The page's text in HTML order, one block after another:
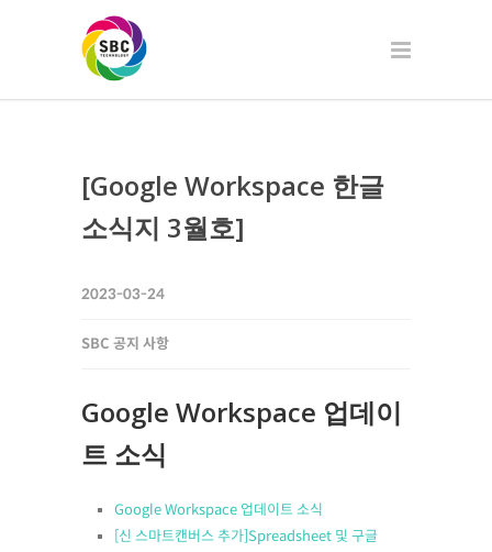
[Google Workspace 한글
소식지 3월호]
2023-03-24
SBC 공지 사항
Google Workspace 업데이
트 소식
Google Workspace 업데이트 소식
[신 스마트캔버스 추가]Spreadsheet 및 구글